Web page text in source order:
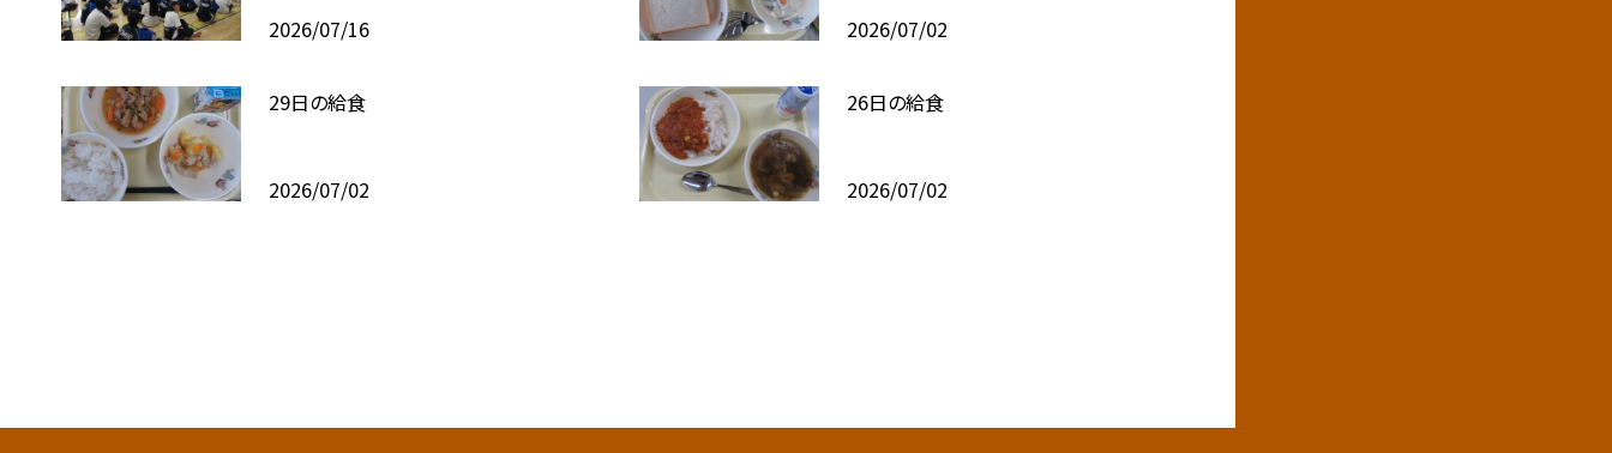
2026/07/16 2026/07/02
29日の給食
2026/07/02
26日の給食
2026/07/02